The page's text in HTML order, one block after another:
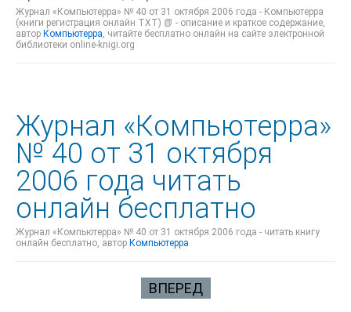
Журнал «Компьютерра» № 40 от 31 октября 2006 года - Компьютерра
(книги регистрация онлайн TXT) 📗 - описание и краткое содержание,
автор Компьютерра, читайте бесплатно онлайн на сайте электронной
библиотеки online-knigi.org
Журнал «Компьютерра»
№ 40 от 31 октября
2006 года читать
онлайн бесплатно
Журнал «Компьютерра» № 40 от 31 октября 2006 года - читать книгу
онлайн бесплатно, автор Компьютерра
ВПЕРЕД